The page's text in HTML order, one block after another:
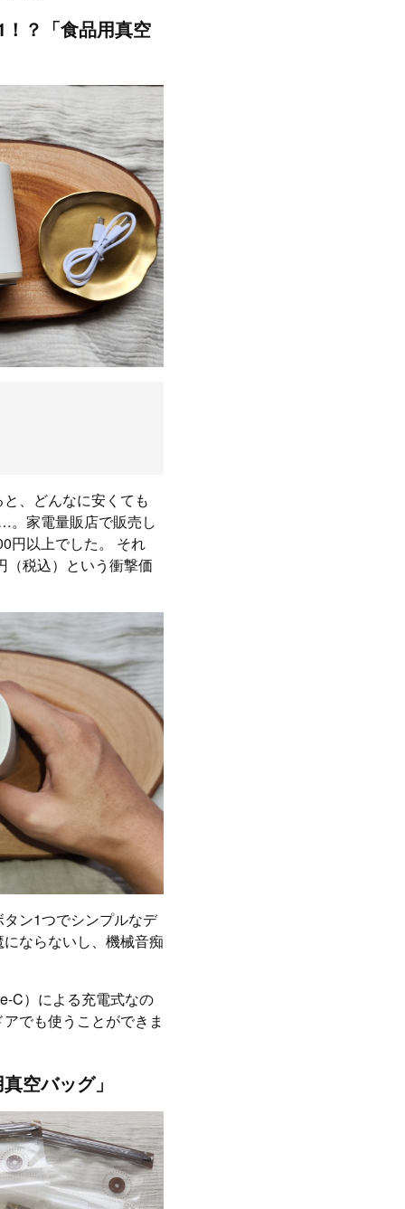
？「食品用真空
、どんなに安くても
家電量販店で販売し
円以上でした。 それ
（税込）という衝撃価
ン1つでシンプルなデ
ならないし、機械音痴
C）による充電式なの
でも使うことができま
空バッグ」